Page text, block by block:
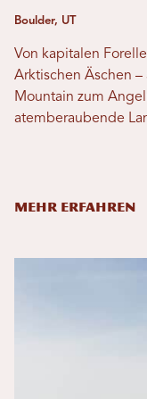
Boulder, UT
Von kapitalen
Arktischen Äschen
Mountain zum
atemberaubende
MEHR ERFAHREN